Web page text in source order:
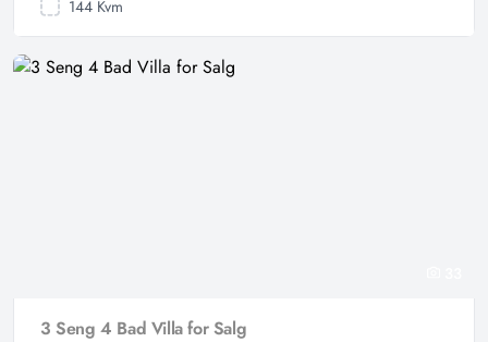
144 Kvm
3 Seng 4 Bad Villa for Salg